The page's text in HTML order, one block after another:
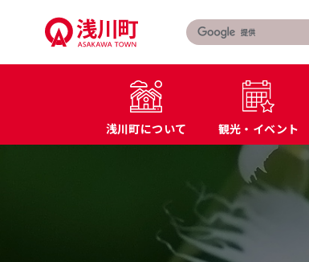
浅川町について
町長あい
浅川町の
特産品・
交通ア
観光・イベント
届出・証
マイナン
教育